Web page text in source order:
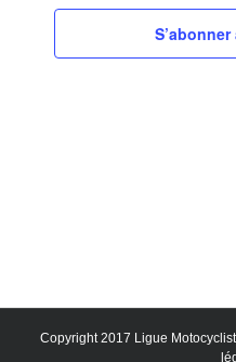
Copyright 2017 Ligue